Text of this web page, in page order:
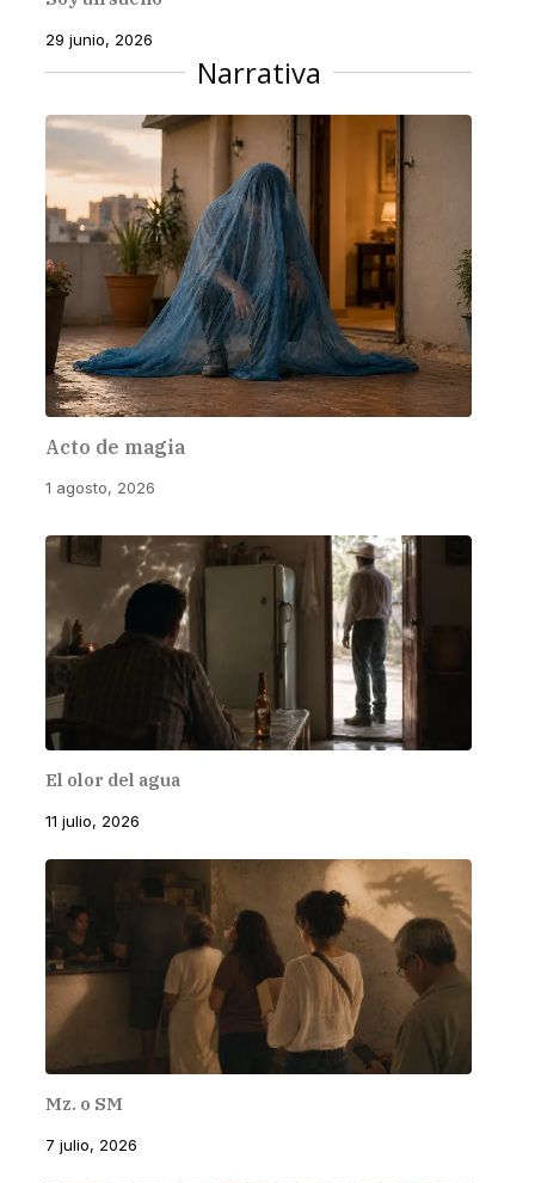
29 junio, 2026
Narrativa
Acto de magia
1 agosto, 2026
El olor del agua
11 julio, 2026
Mz. o SM
7 julio, 2026